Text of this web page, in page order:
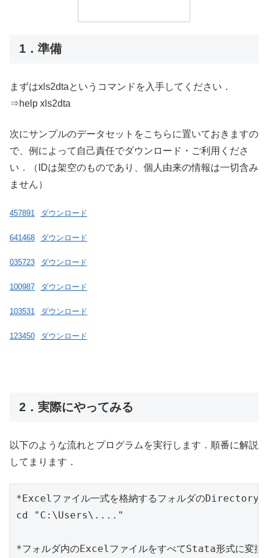
1．準備
まずはxls2dtaというコマンドを入手してください．
⇒help xls2dta
次にサンプルのデータセットをこちらに置いておきますの
で、例によって自己責任でダウンロード・ご利用くださ
い．（IDは架空のものであり、個人由来の情報は一切含み
ません）
457891 ダウンロード
641468 ダウンロード
035723 ダウンロード
100987 ダウンロード
103531 ダウンロード
123450 ダウンロード
2．実際にやってみる
以下のような流れとプログラムを実行します．順番に解説
してまります．
*Excelファイル一式を格納するフォルダのDirectory
cd "C:\Users\...."
*フォルダ内のExcelファイルをすべてStata形式に変換